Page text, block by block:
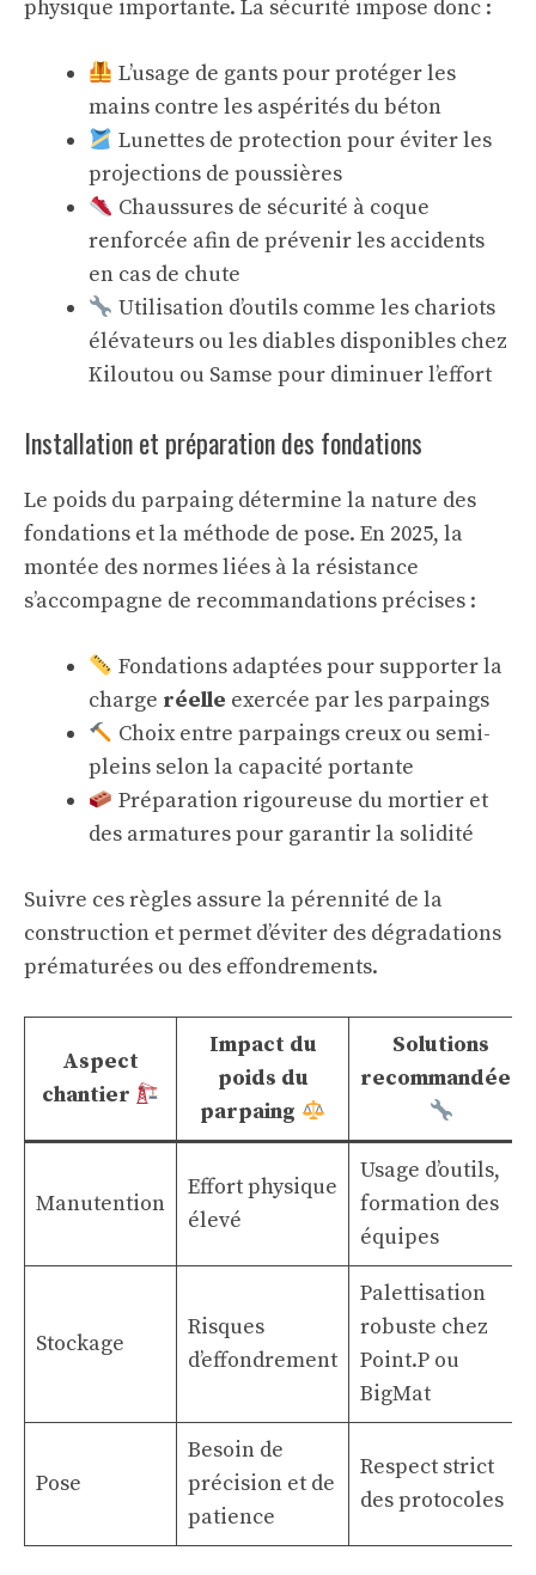
physique importante. La sécurité impose donc :
L’usage de gants pour protéger les
mains contre les aspérités du béton
Lunettes de protection pour éviter les
projections de poussières
Chaussures de sécurité à coque
renforcée afin de prévenir les accidents
en cas de chute
Utilisation d’outils comme les chariots
élévateurs ou les diables disponibles chez
Kiloutou ou Samse pour diminuer l’effort
Installation et préparation des fondations
Le poids du parpaing détermine la nature des
fondations et la méthode de pose. En 2025, la
montée des normes liées à la résistance
s’accompagne de recommandations précises :
Fondations adaptées pour supporter la
charge réelle exercée par les parpaings
Choix entre parpaings creux ou semi-
pleins selon la capacité portante
Préparation rigoureuse du mortier et
des armatures pour garantir la solidité
Suivre ces règles assure la pérennité de la
construction et permet d’éviter des dégradations
prématurées ou des effondrements.
Aspect
chantier
Impact du
poids du
parpaing
Solutions
recommandées
Manutention
Effort physique
élevé
Usage d’outils,
formation des
équipes
Stockage
Risques
d’effondrement
Palettisation
robuste chez
Point.P ou
BigMat
Pose
Besoin de
précision et de
patience
Respect strict
des protocoles